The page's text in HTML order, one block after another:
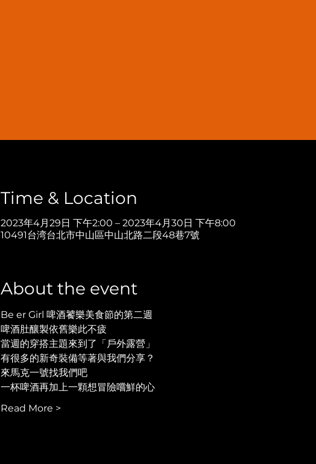
Time & Location
2023年4月29日 下午2:00 – 2023年4月30日 下午8:00
10491台湾台北市中山區中山北路二段48巷7號
About the event
Be er Girl 啤酒饕樂美食節的第二週
啤酒肚釀製依舊樂此不疲
當週的穿搭主題來到了「戶外露營」
有很多的新奇裝備等著與我們分享？
來馬克一號找我們吧
一杯啤酒再加上一顆想冒險嚐鮮的心
Read More >